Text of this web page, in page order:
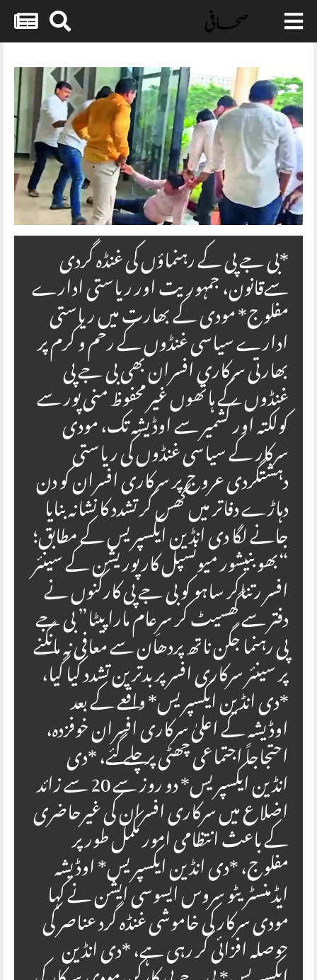
Skip
*بی جے پی کے رہنماؤں کی غنڈہ گردی
سےقانون، جمہوریت اور ریاستی ادارے
مفلوج* مودی کے بھارت میں ریاستی
ادارے سیاسی غنڈوں کے رحم و کرم پر
بھارتی سرکاری افسران بھی بی جے پی
غنڈوں کے ہاتھوں غیر محفوظ منی پور سے
کولکتہ اور کشمیر سے اوڈیشہ تک، مودی
سرکار کے سیاسی غنڈوں کی ریاستی
دہشتگردی عروج پر سرکاری افسران کو دن
دہاڑے دفاتر میں گھس کر تشدد کا نشانہ بنایا
جانے لگا دی انڈین ایکسپریس کے مطابق؛
“بھوبنیشور میونسپل کارپوریشن کے سینئر
افسر رتناکر ساہو کو بی جے پی کارکنوں نے
دفتر سے گھسیٹ کر سرِعام مارا پیٹا” بی جے
پی رہنما جگن ناتھ پردھان سے معافی نہ مانگنے
پر سینئر سرکاری افسر پر بدترین تشدد کیا گیا،
*دی انڈین ایکسپریس* واقعے کے بعد
اوڈیشہ کے اعلیٰ سرکاری افسران خوفزدہ،
احتجاجاً اجتماعی چھٹی پر چلے گئے، *دیانڈین ایکسپریس* دو روز سے 20 سے زائد
اضلاع میں سرکاری افسران کی غیرحاضری
کے باعث انتظامی امور مکمل طور پر
مفلوج، *دی انڈین ایکسپریس* اوڈیشہ
ایڈمنسٹریٹو سروس ایسوسی ایشن نے کہا
مودی سرکار کی خاموشی غنڈہ گرد عناصر کی
حوصلہ افزائی کر رہی ہے، *دی انڈین